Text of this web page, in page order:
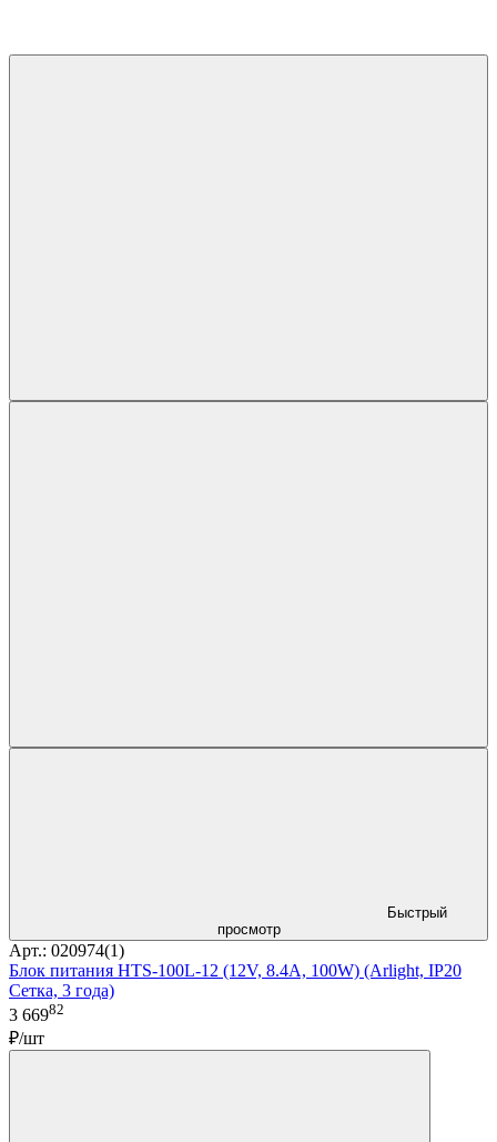
Быстрый
просмотр
Арт.: 020974(1)
Блок питания HTS-100L-12 (12V, 8.4A, 100W) (Arlight, IP20
Сетка, 3 года)
3 66982
₽/шт